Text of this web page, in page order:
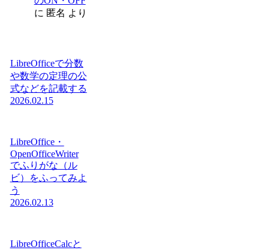
に 匿名 より
LibreOfficeで分数
や数学の定理の公
式などを記載する
2026.02.15
LibreOffice・
OpenOfficeWriter
でふりがな（ル
ビ）をふってみよ
う
2026.02.13
LibreOfficeCalcと